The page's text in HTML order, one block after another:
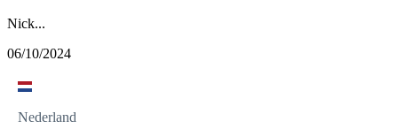
Nick...
06/10/2024
Nederland